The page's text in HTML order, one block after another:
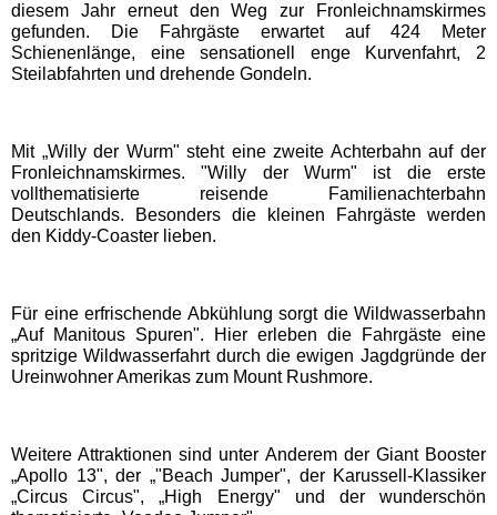
EDELWIES
LEGOLAND Deutschland
Rodelbahn St. Englmar
Hessen Freizeitparks
Freizeitpark Lochmühle
Niedersachsen
diesem Jahr erneut den Weg zur Fronleichnamskirmes
gefunden. Die Fahrgäste erwartet auf 424 Meter
Schienenlänge, eine sensationell enge Kurvenfahrt, 2
Steilabfahrten und drehende Gondeln.
Mit „Willy der Wurm" steht eine zweite Achterbahn auf der
Fronleichnamskirmes. "Willy der Wurm" ist die erste
vollthematisierte reisende Familienachterbahn
Deutschlands. Besonders die kleinen Fahrgäste werden
den Kiddy-Coaster lieben.
Für eine erfrischende Abkühlung sorgt die Wildwasserbahn
„Auf Manitous Spuren". Hier erleben die Fahrgäste eine
spritzige Wildwasserfahrt durch die ewigen Jagdgründe der
Ureinwohner Amerikas zum Mount Rushmore.
Weitere Attraktionen sind unter Anderem der Giant Booster
„Apollo 13", der „"Beach Jumper", der Karussell-Klassiker
„Circus Circus", „High Energy" und der wunderschön